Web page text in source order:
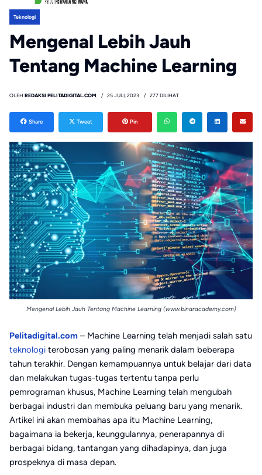
Teknologi
Mengenal Lebih Jauh
Tentang Machine Learning
OLEH REDAKSI PELITADIGITAL.COM 25 JULI, 2023 277 DILIHAT
Share Tweet Pin
Mengenal Lebih Jauh Tentang Machine Learning (www.binaracademy.com)
Pelitadigital.com – Machine Learning telah menjadi salah satu
teknologi terobosan yang paling menarik dalam beberapa
tahun terakhir. Dengan kemampuannya untuk belajar dari data
dan melakukan tugas-tugas tertentu tanpa perlu
pemrograman khusus, Machine Learning telah mengubah
berbagai industri dan membuka peluang baru yang menarik.
Artikel ini akan membahas apa itu Machine Learning,
bagaimana ia bekerja, keunggulannya, penerapannya di
berbagai bidang, tantangan yang dihadapinya, dan juga
prospeknya di masa depan.